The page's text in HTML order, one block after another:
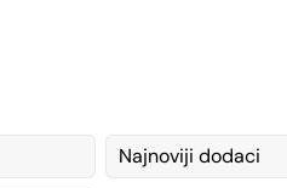
Najnoviji dodaci